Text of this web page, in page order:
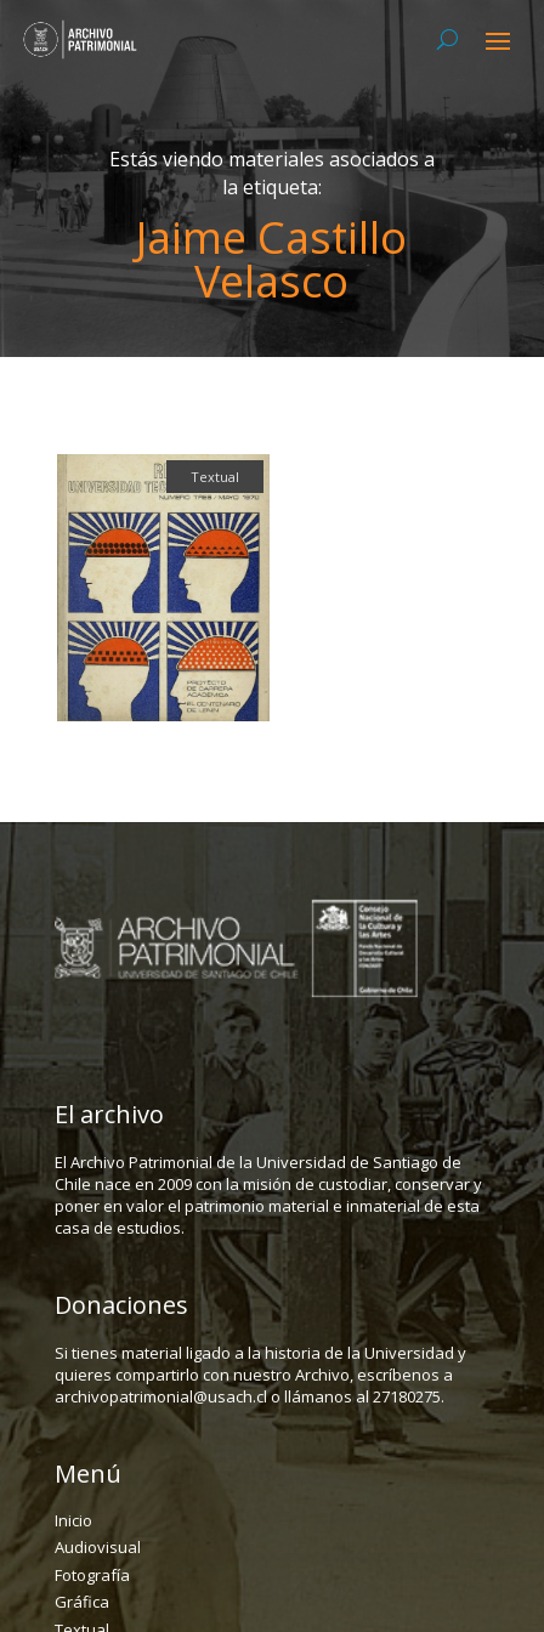
Estás viendo materiales asociados a
la etiqueta:
Jaime Castillo
Velasco
Textual
El archivo
El Archivo Patrimonial de la Universidad de Santiago de
Chile nace en 2009 con la misión de custodiar, conservar y
poner en valor el patrimonio material e inmaterial de esta
casa de estudios.
Donaciones
Si tienes material ligado a la historia de la Universidad y
quieres compartirlo con nuestro Archivo, escríbenos a
archivopatrimonial@usach.cl o llámanos al 27180275.
Menú
Inicio
Audiovisual
Fotografía
Gráfica